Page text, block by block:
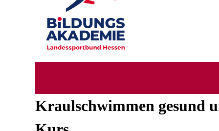
Kraulschwimmen gesund